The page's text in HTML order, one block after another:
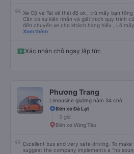
Xe Cộ và Tài xế thái độ ok , trừ mấy bạn
Cần có sự kiên nhẫn và giải thích quy trình
đến chuyến xe cho khách hàng hiểu , Lỡ
công nghệ , đặt xe mà tụi em nói giọng đó ,
Xem thêm
Xác nhận chỗ ngay lập tức
Phương Trang
Limousine giường nằm 34 chỗ
Bến xe Đà Lạt
9 giờ
Bến xe Vũng Tàu
Excellent bus and very safe driving. To
suggest the company implements a "no